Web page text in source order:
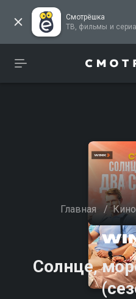
Смотрёшка
ТВ, фильмы и
Главная /
Солнце,